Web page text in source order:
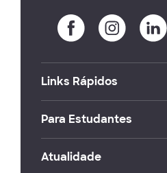
Links Rápidos
Para Estudantes
Atualidade